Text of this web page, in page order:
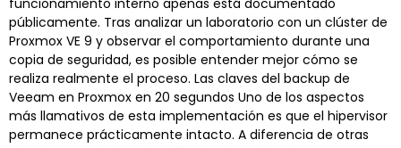
funcionamiento interno apenas está documentado
públicamente. Tras analizar un laboratorio con un clúster de
Proxmox VE 9 y observar el comportamiento durante una
copia de seguridad, es posible entender mejor cómo se
realiza realmente el proceso. Las claves del backup de
Veeam en Proxmox en 20 segundos Uno de los aspectos
más llamativos de esta implementación es que el hipervisor
permanece prácticamente intacto. A diferencia de otras